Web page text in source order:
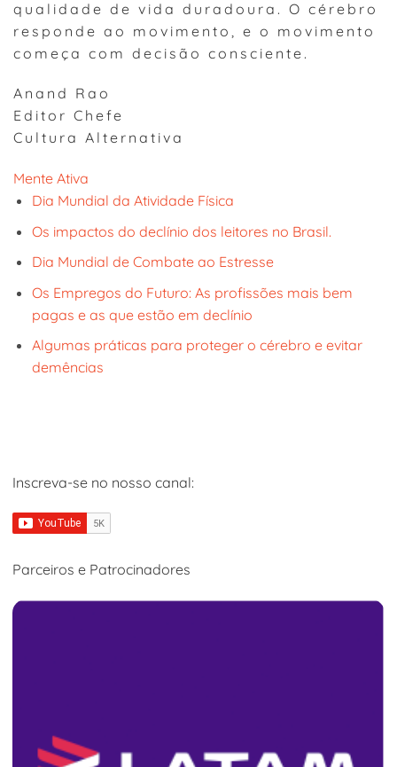
qualidade de vida duradoura. O cérebro
responde ao movimento, e o movimento
começa com decisão consciente.
Anand Rao
Editor Chefe
Cultura Alternativa
Mente Ativa
Dia Mundial da Atividade Física
Os impactos do declínio dos leitores no Brasil.
Dia Mundial de Combate ao Estresse
Os Empregos do Futuro: As profissões mais bem
pagas e as que estão em declínio
Algumas práticas para proteger o cérebro e evitar
demências
Inscreva-se no nosso canal:
Parceiros e Patrocinadores